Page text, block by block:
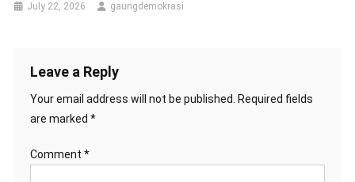
July 22, 2026 gaungdemokrasi
Leave a Reply
Your email address will not be published.
Required fields
are marked *
Comment *